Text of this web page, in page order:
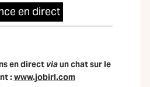
en direct
en direct viaun chat sur le
:www.jobirl.com